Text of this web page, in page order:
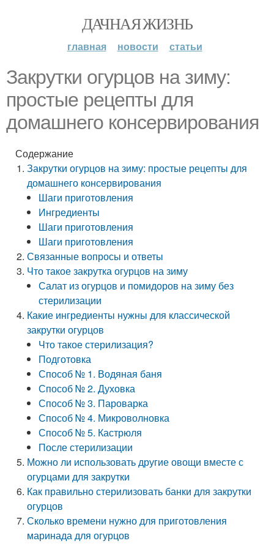
ДАЧНАЯ ЖИЗНЬ
главная новости статьи
Закрутки огурцов на зиму:
простые рецепты для
домашнего консервирования
Содержание
Закрутки огурцов на зиму: простые рецепты для
домашнего консервирования
Шаги приготовления
Ингредиенты
Шаги приготовления
Шаги приготовления
Связанные вопросы и ответы
Что такое закрутка огурцов на зиму
Салат из огурцов и помидоров на зиму без
стерилизации
Какие ингредиенты нужны для классической
закрутки огурцов
Что такое стерилизация?
Подготовка
Способ № 1. Водяная баня
Способ № 2. Духовка
Способ № 3. Пароварка
Способ № 4. Микроволновка
Способ № 5. Кастрюля
После стерилизации
Можно ли использовать другие овощи вместе с
огурцами для закрутки
Как правильно стерилизовать банки для закрутки
огурцов
Сколько времени нужно для приготовления
маринада для огурцов